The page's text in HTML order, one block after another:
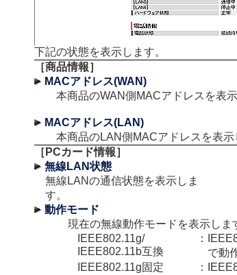
下記の状態を表示します。
［商品情報］
MACアドレス(WAN)
本商品のWAN側MACアドレスを表示
MACアドレス(LAN)
本商品のLAN側MACアドレスを表示
［PCカード情報］
無線LAN状態
無線LANの通信状態を表示しま
す。
動作モード
現在の無線動作モードを表示しま
IEEE802.11g/
IEEE802.11b互換
：
で動
IEEE802.11g固定
：